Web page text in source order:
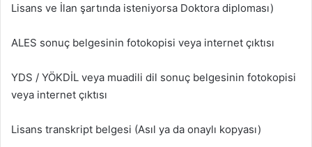
Lisans ve İlan şartında isteniyorsa Doktora diploması)
ALES sonuç belgesinin fotokopisi veya internet çıktısı
YDS / YÖKDİL veya muadili dil sonuç belgesinin fotokopisi
veya internet çıktısı
Lisans transkript belgesi (Asıl ya da onaylı kopyası)